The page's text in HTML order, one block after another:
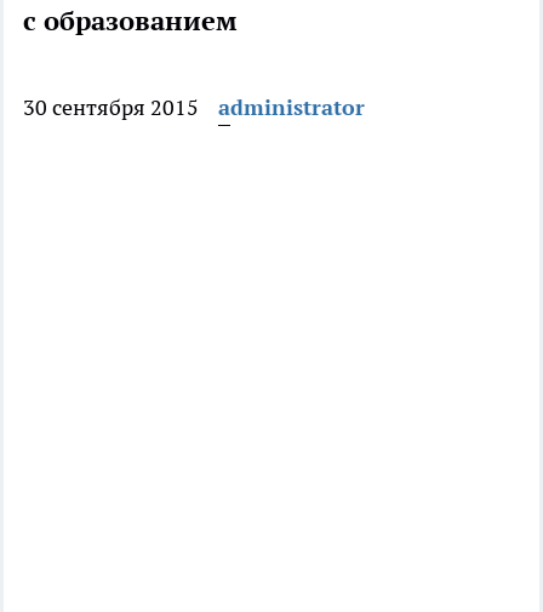
с образованием
30 сентября 2015 administrator